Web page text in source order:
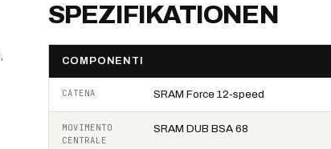
SPEZIFIKATIONEN
COMPONENTI
CATENA SRAM Force 12-speed
MOVIMENTO
CENTRALE
SRAM DUB BSA 68